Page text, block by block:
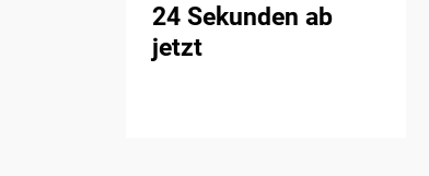
24 Sekunden ab
jetzt